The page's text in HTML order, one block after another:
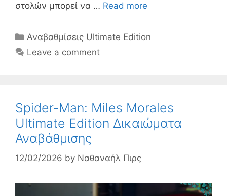
στολών μπορεί να … Read more
Categories
Αναβαθμίσεις Ultimate Edition
Leave a comment
Spider-Man: Miles Morales
Ultimate Edition Δικαιώματα
Αναβάθμισης
12/02/2026 by Ναθαναήλ Πιρς